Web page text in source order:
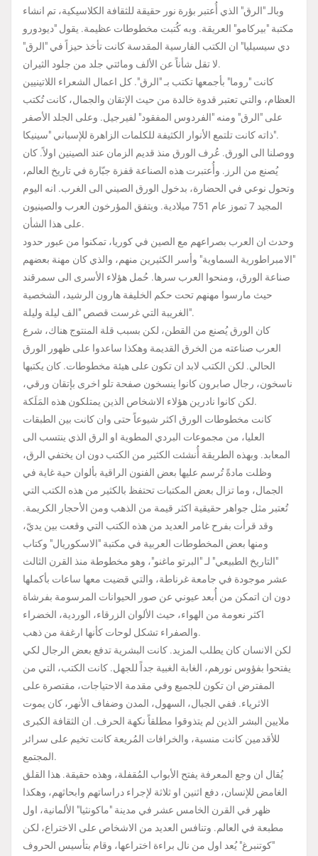
وبالـ "الرق" الذي أُعتبر بؤرة نور حقيقة للثقافة الكلاسيكية، تم انشاء
مكتبة "بيركامو" العريقة. وبه كُتبت مخطوطات عظيمة. يقول "ديودورو
دي سيسيليا" ان الكتب الفارسية المقدسة كانت تأخذ حيزاً في "الرق"
لا تقل شأناً عن الألف ومائتي جلد من جلود الثيران.
كانت "روما" بأجمعها تكتب بـ "الرق". كل اعمال الشعراء اللاتينيين
العظام، والتي تعتبر قدوة خالدة من حيث الإتقان والجمال، كانت تُكتب
على "الرق" ومنه "الفردوس المفقود" لفيرجيل. وعلى الجلد الأصفر
ذاته كانت تلتمع الأنوار الكثيفة للكلمات الزاهرة للإسباني "سينيكا".
ووصلنا الى الورق. عُرف الورق منذ قديم الزمان عند الصينين اولاً. كان
يُصنع من الرز. وأُعتبرت هذه الصناعة قفزة جبّارة في تاريخ العالم،
وتحول نوعي في الحضارة، بدخول الورق الصيني الى الغرب. انه اليوم
المجيد 7 تموز عام 751 ميلادية. ويتفق المؤرخون العرب والصينيون
على هذا الشأن.
وحدث ان العرب بصراعهم مع الصين في كوريا، تمكنوا من عبور حدود
"الامبراطورية السماوية" وأسر الكثيرين منهم، والذي كان مهنة بعضهم
صناعة الورق، ومنحوا العرب سرها. حُمل هؤلاء الأسرى الى سمرقند
حيث مارسوا مهنهم تحت حكم الخليفة هارون الرشيد، الشخصية
الغريبة التي غرست قصص "الف ليلة وليلة".
كان الورق يُصنع من القطن، لكن بسبب قلة المنتوج هناك، شرع
العرب صناعته من الخرق القديمة وهكذا ساعدوا على ظهور الورق
الحالي. لكن الكتب لابد ان تكون على هيئة مخطوطات. كان يكتبها
ناسخون، رجال صابرون كانوا ينسخون صفحة تلو اخرى بإتقان ورقي،
لكن كانوا نادرين هؤلاء الاشخاص الذين يمتلكون هذه المَلَكة.
كانت مخطوطات الورق اكثر شيوعاً حتى وان كانت بين الطبقات
العليا، من مجموعات البردي المطوية او الرق الذي ينتسب الى
المعابد. وبهذه الطريقة أُنشئت الكثير من الكتب دون ان يختفي الرق،
وظلت مادةً تُرسم عليها بعض الفنون الراقية بألوان حية غاية في
الجمال، وما تزال بعض المكتبات تحتفظ بالكثير من هذه الكتب التي
تُعتبر مثل جواهر حقيقية اكثر قيمة من الذهب ومن الأحجار الكريمة.
وقد قرأت بفرح غامر العديد من هذه الكتب التي وقعت بين يديّ،
ومنها بعض المخطوطات العربية في مكتبة "الاسكوريال" وكتاب
"التاريخ الطبيعي" لـ "البرتو ماغنو"، وهو مخطوطة منذ القرن الثالث
عشر موجودة في جامعة غرناطة، والتي قضيت معها ساعات بأكملها
دون ان اتمكن من أُبعد عيوني عن صور الحيوانات المرسومة بفرشاة
اكثر نعومة من الهواء، حيث الألوان الزرقاء، الوردية، الخضراء
والصفراء تشكل لوحات كأنها ارغفة من ذهب.
لكن الانسان كان يطلب المزيد. كانت البشرية تدفع بعض الرجال لكي
يفتحوا بفؤوس نورهم، الغابة الغبية جداً للجهل. كانت الكتب، التي من
المفترض ان تكون للجميع وفي مقدمة الاحتياجات، مقتصرة على
الاثرياء. ففي الجبال، السهول، المدن وضفاف الأنهر، كان يموت
ملايين البشر الذين لم يتذوقوا مطلقاً نكهة الحرف. ان الثقافة الكبرى
للأقدمين كانت منسية، والخرافات المُريعة كانت تخيم على سرائر
المجتمع.
يُقال ان وجع المعرفة يفتح الأبواب المُقفلة، وهذه حقيقة. هذا القلق
الغامض للإنسان، دفع اثنين او ثلاثة لإجراء دراساتهم وابحاثهم، وهكذا
ظهر في القرن الخامس عشر في مدينة "ماكونثيا" الألمانية، اول
مطبعة في العالم. وتنافس العديد من الاشخاص على الاختراع، لكن
"كوتنبرغ" يُعد اول من نال براءة اختراعها، وقام بتأسيس الحروف